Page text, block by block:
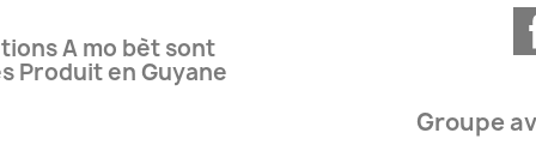
A mo bèt sont
Produit en Guyane
Groupe